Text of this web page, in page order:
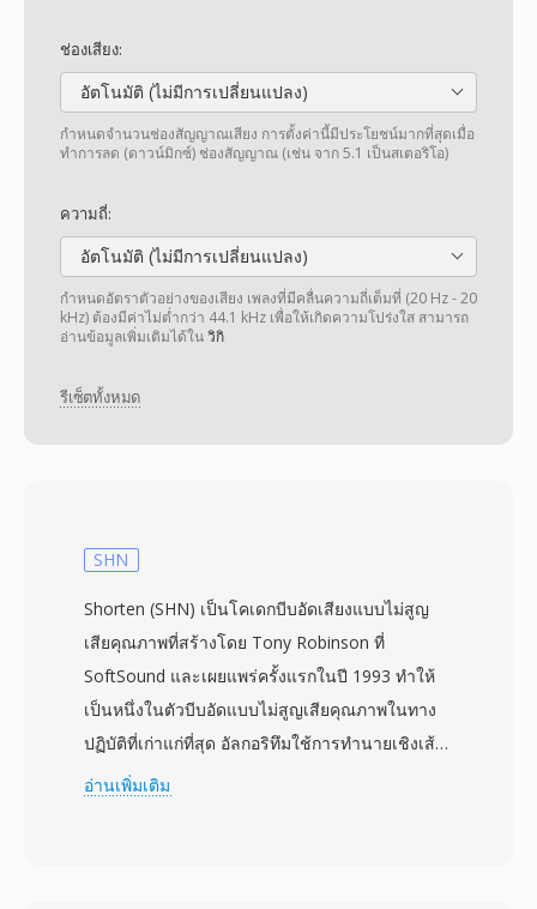
ช่องเสียง:
อัตโนมัติ (ไม่มีการเปลี่ยนแปลง)
กำหนดจำนวนช่องสัญญาณเสียง การตั้งค่านี้มีประโยชน์มากที่สุดเมื่อ
ทำการลด (ดาวน์มิกซ์) ช่องสัญญาณ (เช่น จาก 5.1 เป็นสเตอริโอ)
ความถี่:
อัตโนมัติ (ไม่มีการเปลี่ยนแปลง)
กำหนดอัตราตัวอย่างของเสียง เพลงที่มีคลื่นความถี่เต็มที่ (20 Hz - 20
kHz) ต้องมีค่าไม่ต่ำกว่า 44.1 kHz เพื่อให้เกิดความโปร่งใส สามารถ
อ่านข้อมูลเพิ่มเติมได้ในวิกิ
รีเซ็ตทั้งหมด
SHN
Shorten (SHN) เป็นโคเดกบีบอัดเสียงแบบไม่สูญ
เสียคุณภาพที่สร้างโดย Tony Robinson ที่
SoftSound และเผยแพร่ครั้งแรกในปี 1993 ทำให้
เป็นหนึ่งในตัวบีบอัดแบบไม่สูญเสียคุณภาพในทาง
ปฏิบัติที่เก่าแก่ที่สุด อัลกอริทึมใช้การทำนายเชิงเส้น
เพื่อประมาณค่าตัวอย่างแต่ละตัวจากตัวก่อนหน้า
อ่านเพิ่มเติม